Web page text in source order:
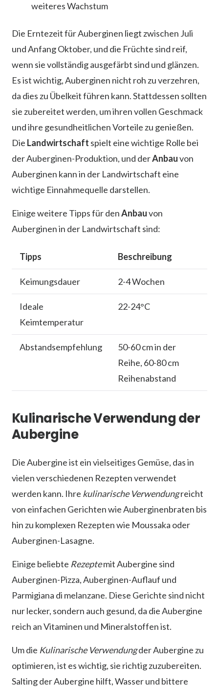
weiteres Wachstum
Die Erntezeit für Auberginen liegt zwischen Juli
und Anfang Oktober, und die Früchte sind reif,
wenn sie vollständig ausgefärbt sind und glänzen.
Es ist wichtig, Auberginen nicht roh zu verzehren,
da dies zu Übelkeit führen kann. Stattdessen sollten
sie zubereitet werden, um ihren vollen Geschmack
und ihre gesundheitlichen Vorteile zu genießen.
Die Landwirtschaft spielt eine wichtige Rolle bei
der Auberginen-Produktion, und derAnbauvon
Auberginen kann in der Landwirtschaft eine
wichtige Einnahmequelle darstellen.
Einige weitere Tipps für denAnbauvon
Auberginen in der Landwirtschaft sind:
Tipps Beschreibung
Keimungsdauer 2-4 Wochen
Ideale
Keimtemperatur
22-24°C
Abstandsempfehlung
50-60 cm in der
Reihe, 60-80 cm
Reihenabstand
Kulinarische Verwendung der
Aubergine
Die Aubergine ist ein vielseitiges Gemüse, das in
vielen verschiedenen Rezepten verwendet
werden kann. Ihre kulinarische Verwendungreicht
von einfachen Gerichten wie Auberginenbraten bis
hin zu komplexen Rezepten wie Moussaka oder
Auberginen-Lasagne.
Einige beliebte Rezeptemit Aubergine sind
Auberginen-Pizza, Auberginen-Auflauf und
Parmigiana di melanzane. Diese Gerichte sind nicht
nur lecker, sondern auch gesund, da die Aubergine
reich an Vitaminen und Mineralstoffen ist.
Um die Kulinarische Verwendungder Aubergine zu
optimieren, ist es wichtig, sie richtig zuzubereiten.
Salting der Aubergine hilft, Wasser und bittere